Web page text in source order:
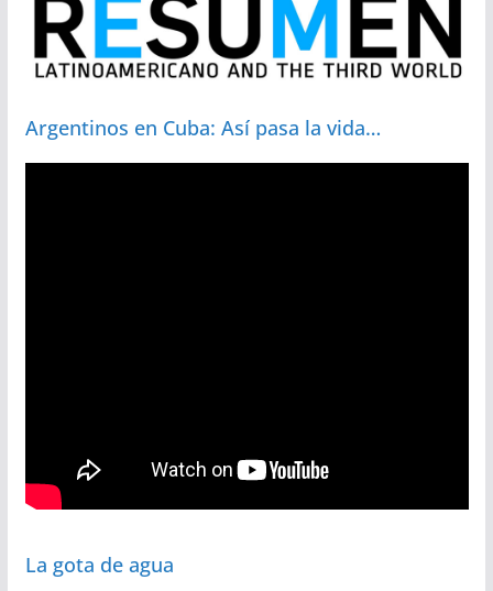
Argentinos en Cuba: Así pasa la vida…
La gota de agua